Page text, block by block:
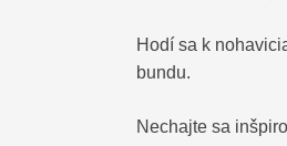
Hodí sa k
bundu.
Nechajte sa